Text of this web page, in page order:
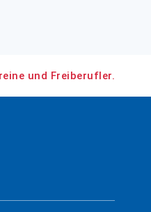
und Freiberufler.